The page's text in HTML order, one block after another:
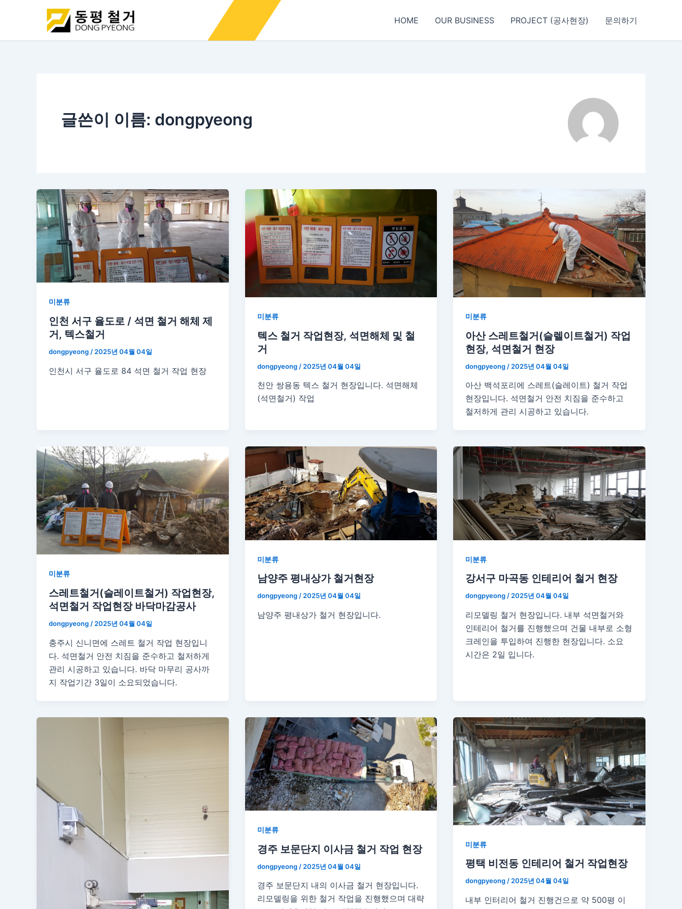
HOME OUR BUSINESS PROJECT (공사현장) 문의하기
글쓴이 이름: dongpyeong
미분류
인천 서구 율도로 / 석면 철거 해체 제
거, 텍스철거
dongpyeong / 2025년 04월 04일
인천시 서구 율도로 84 석면 철거 작업 현장
미분류
텍스 철거 작업현장, 석면해체 및 철
거
dongpyeong / 2025년 04월 04일
천안 쌍용동 텍스 철거 현장입니다. 석면해체
(석면철거) 작업
미분류
아산 스레트철거(슬렐이트철거) 작업
현장, 석면철거 현장
dongpyeong / 2025년 04월 04일
아산 백석포리에 스레트(슬레이트) 철거 작업
현장입니다. 석면철거 안전 치짐을 준수하고
철저하게 관리 시공하고 있습니다.
미분류
스레트철거(슬레이트철거) 작업현장,
석면철거 작업현장 바닥마감공사
dongpyeong / 2025년 04월 04일
충주시 신니면에 스레트 철거 작업 현장입니
다. 석면철거 안전 치짐을 준수하고 철저하게
관리 시공하고 있습니다. 바닥 마무리 공사까
지 작업기간 3일이 소요되었습니다.
미분류
남양주 평내상가 철거현장
dongpyeong/2025년 04월 04일
남양주 평내상가 철거 현장입니다.
미분류
강서구 마곡동 인테리어 철거 현장
dongpyeong/2025년 04월 04일
리모델링 철거 현장입니다. 내부 석면철거와
인테리어 철거를 진행했으며 건물 내부로 소형
크레인을 투입하여 진행한 현장입니다. 소요
시간은 2일 입니다.
미분류
경주 보문단지 이사금 철거 작업 현장
dongpyeong / 2025년 04월 04일
경주 보문단지 내의 이사금 철거 현장입니다.
리모델링을 위한 철거 작업을 진행했으며 대략
미분류
평택 비전동 인테리어 철거 작업현장
dongpyeong/2025년 04월 04일
내부 인터리어 철거 진행건으로 약 500평 이